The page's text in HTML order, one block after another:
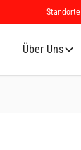
Standorte
Über Uns